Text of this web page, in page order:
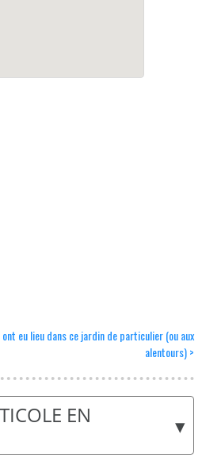
eu lieu dans ce jardin de particulier (ou aux
alentours) >
▾
EN